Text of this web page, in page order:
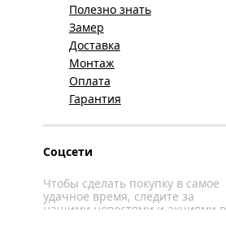
Полезно знать
Замер
Доставка
Монтаж
Оплата
Гарантия
Соцсети
Чтобы сделать покупку в самое
удачное время, следите за
нашими новостями и акциями в